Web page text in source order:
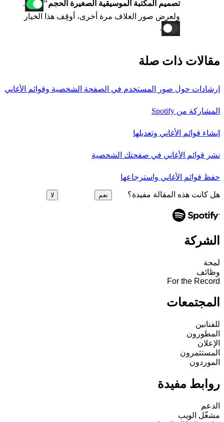
تصميم المكتبة الموسيقية الصغيرة الحجم"
.
ولعرض صور الغلاف مرة أخرى، أوقِف هذا الخيار
.
مقالات ذات صلة
إرشادات حول صور المستخدم في الصفحة الشخصية وقوائم الأغاني
المشاركة من Spotify
إنشاء قوائم الأغاني وتعديلها
نشر قوائم الأغاني في صفحتك الشخصية
حفظ قوائم الأغاني واسترجاعها
هل كانت هذه المقالة مفيدة؟ نعم لا
الشركة
لمحة
وظائف
For the Record
المجتمعات
للفنانين
المطورون
الإعلان
المستثمرون
الموردون
روابط مفيدة
الدعم
مشغّل الويب